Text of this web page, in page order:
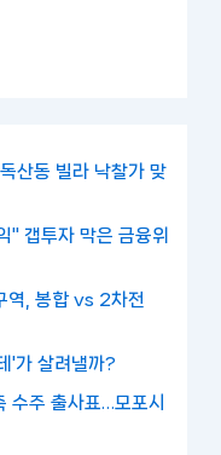
산동 빌라 낙찰가 맞
" 갭투자 막은 금융위
역, 봉합 vs 2차전
'가 살려낼까?
수주 출사표…모포시